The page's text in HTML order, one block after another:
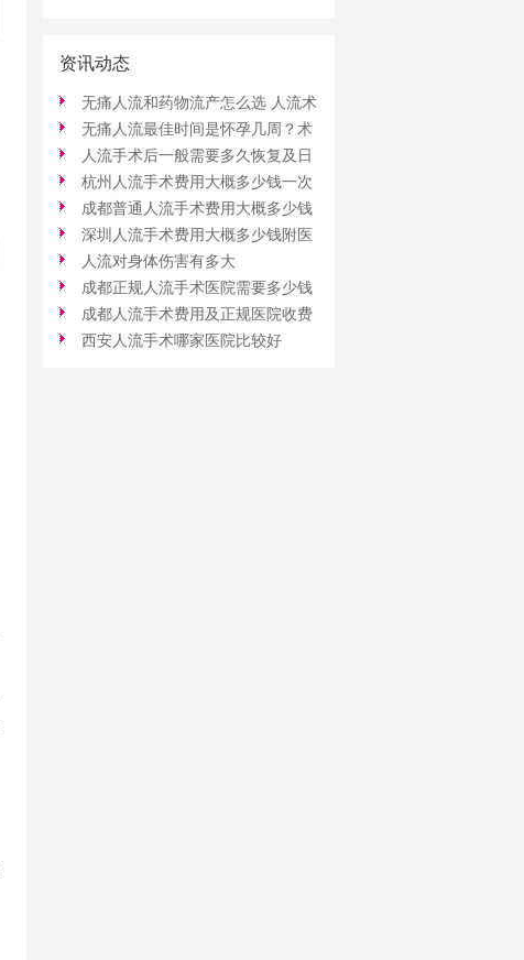
资讯动态
无痛人流和药物流产怎么选 人流术
后恢复注意事项详解
无痛人流最佳时间是怀孕几周？术
后注意事项与恢复指南
人流手术后一般需要多久恢复及日
常护理注意事项
杭州人流手术费用大概多少钱一次
成都普通人流手术费用大概多少钱
深圳人流手术费用大概多少钱附医
院推荐
人流对身体伤害有多大
成都正规人流手术医院需要多少钱
成都人流手术费用及正规医院收费
标准
西安人流手术哪家医院比较好